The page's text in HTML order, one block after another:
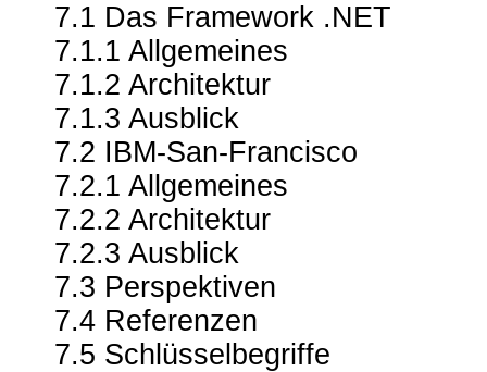
7.1 Das Framework .NET
7.1.1 Allgemeines
7.1.2 Architektur
7.1.3 Ausblick
7.2 IBM-San-Francisco
7.2.1 Allgemeines
7.2.2 Architektur
7.2.3 Ausblick
7.3 Perspektiven
7.4 Referenzen
7.5 Schlüsselbegriffe